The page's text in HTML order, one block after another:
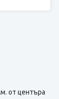
от центъра